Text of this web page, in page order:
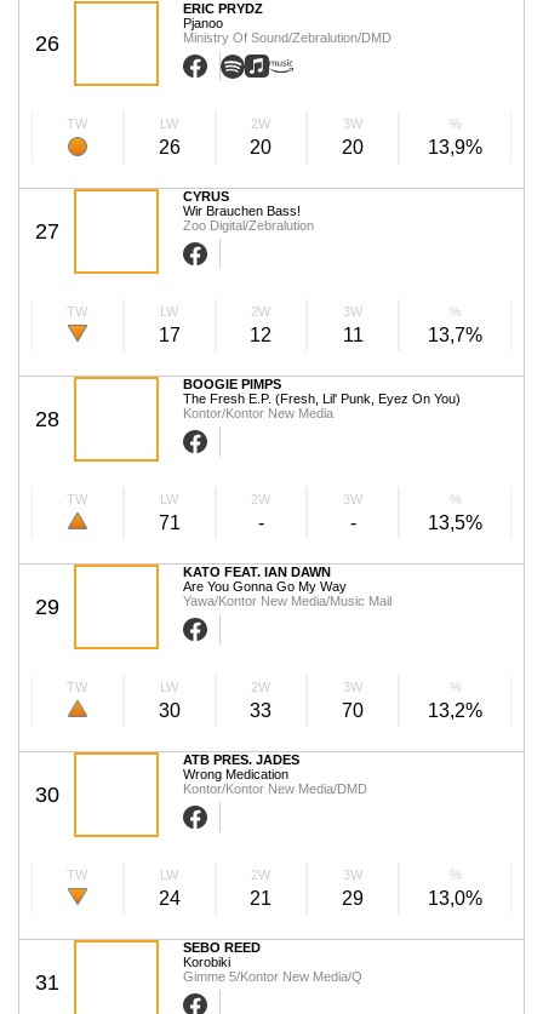
26
ERIC PRYDZ
Pjanoo
Ministry Of Sound/Zebralution/DMD
TW LW
26
2W
20
3W
20
%
13,9%
27
CYRUS
Wir Brauchen Bass!
Zoo Digital/Zebralution
TW LW
17
2W
12
3W
11
%
13,7%
28
BOOGIE PIMPS
The Fresh E.P. (Fresh, Lil' Punk, Eyez On You)
Kontor/Kontor New Media
TW LW
71
2W
-
3W
-
%
13,5%
29
KATO FEAT. IAN DAWN
Are You Gonna Go My Way
Yawa/Kontor New Media/Music Mail
TW LW
30
2W
33
3W
70
%
13,2%
30
ATB PRES. JADES
Wrong Medication
Kontor/Kontor New Media/DMD
TW LW
24
2W
21
3W
29
%
13,0%
31
SEBO REED
Korobiki
Gimme 5/Kontor New Media/Q